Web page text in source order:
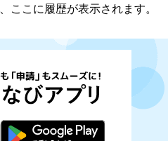
ここに履歴が表示されます。